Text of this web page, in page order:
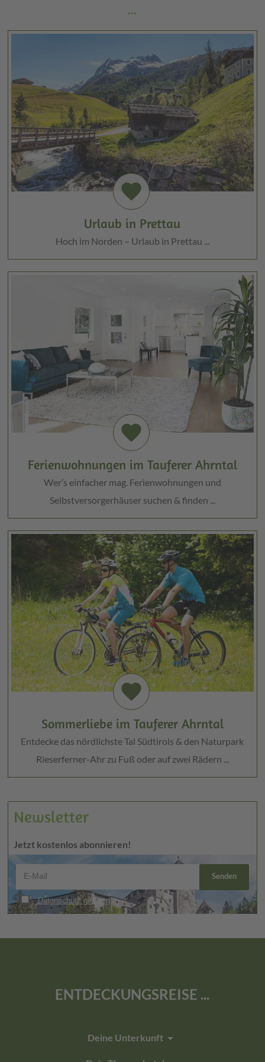
...
favorite
Urlaub in Prettau
Hoch im Norden – Urlaub in Prettau ...
favorite
Ferienwohnungen im Tauferer Ahrntal
Wer’s einfacher mag. Ferienwohnungen und
Selbstversorgerhäuser suchen & finden ...
favorite
Sommerliebe im Tauferer Ahrntal
Entdecke das nördlichste Tal Südtirols & den Naturpark
Rieserferner-Ahr zu Fuß oder auf zwei Rädern ...
Newsletter
Jetzt kostenlos abonnieren!
ENTDECKUNGSREISE ...
Deine Unterkunftarrow_drop_down